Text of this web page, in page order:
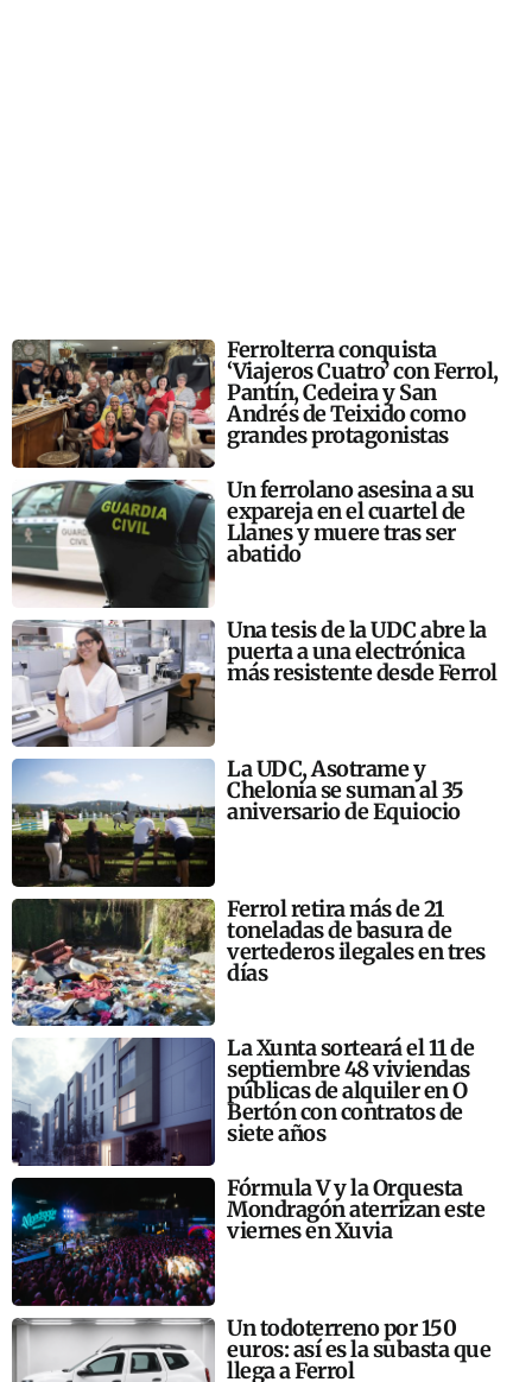
Ferrolterra conquista
‘Viajeros Cuatro’ con Ferrol,
Pantín, Cedeira y San
Andrés de Teixido como
grandes protagonistas
Un ferrolano asesina a su
expareja en el cuartel de
Llanes y muere tras ser
abatido
Una tesis de la UDC abre la
puerta a una electrónica
más resistente desde Ferrol
La UDC, Asotrame y
Chelonia se suman al 35
aniversario de Equiocio
Ferrol retira más de 21
toneladas de basura de
vertederos ilegales en tres
días
La Xunta sorteará el 11 de
septiembre 48 viviendas
públicas de alquiler en O
Bertón con contratos de
siete años
Fórmula V y la Orquesta
Mondragón aterrizan este
viernes en Xuvia
Un todoterreno por 150
euros: así es la subasta que
llega a Ferrol